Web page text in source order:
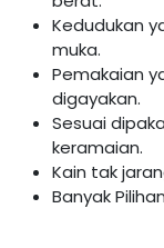
Kedudukan
muka.
Pemakaian
digayakan.
Sesuai
keramaian.
Kain tak
Banyak